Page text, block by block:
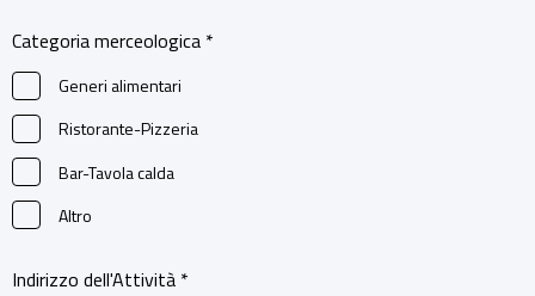
Categoria merceologica *
Generi alimentari
Ristorante-Pizzeria
Bar-Tavola calda
Altro
Indirizzo dell'Attività *